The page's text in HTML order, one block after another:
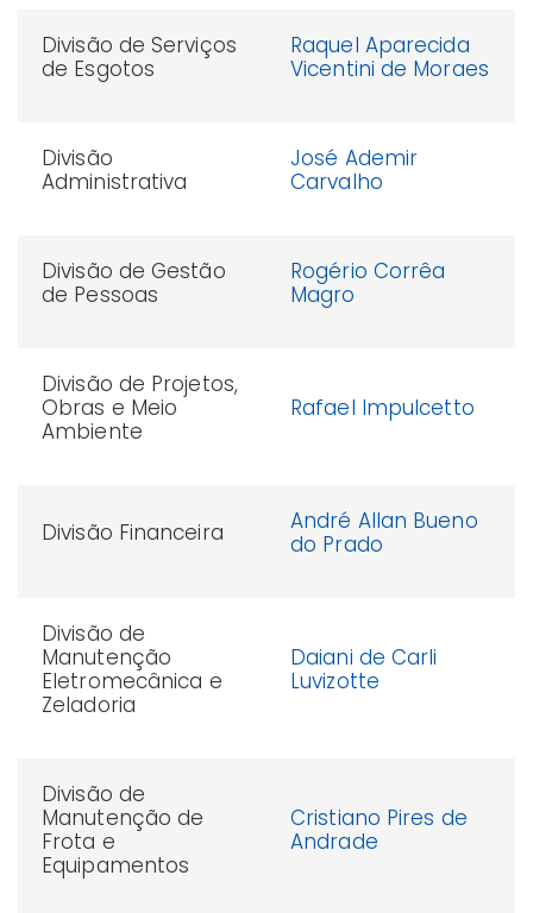
Divisão de Serviços
de Esgotos
Raquel Aparecida
Vicentini de Moraes
Divisão
Administrativa
José Ademir
Carvalho
Divisão de Gestão
de Pessoas
Rogério Corrêa
Magro
Divisão de Projetos,
Obras e Meio
Ambiente
Rafael Impulcetto
Divisão Financeira
André Allan Bueno
do Prado
Divisão de
Manutenção
Eletromecânica e
Zeladoria
Daiani de Carli
Luvizotte
Divisão de
Manutenção de
Frota e
Equipamentos
Cristiano Pires de
Andrade